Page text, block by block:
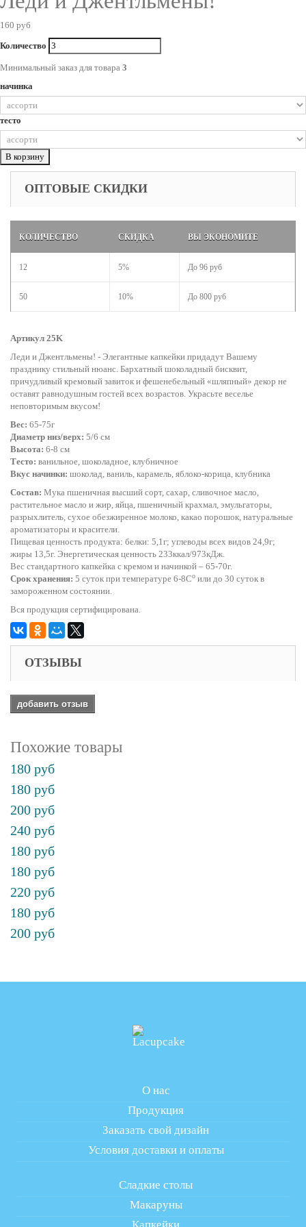
160 руб
Количество
Минимальный заказ для товара 3
начинка
тесто
В корзину
ОПТОВЫЕ СКИДКИ
КОЛИЧЕСТВО СКИДКА ВЫ ЭКОНОМИТЕ
12 5% До 96 руб
50 10% До 800 руб
Артикул 25K
Леди и Джентльмены! - Элегантные капкейки придадут Вашему
празднику стильный нюанс. Бархатный шоколадный бисквит,
причудливый кремовый завиток и фешенебельный «шляпный» декор не
оставят равнодушным гостей всех возрастов. Украсьте веселье
неповторимым вкусом!
Вес: 65-75г
Диаметр низ/верх: 5/6 см
Высота: 6-8 см
Тесто: ванильное, шоколадное, клубничное
Вкус начинки: шоколад, ваниль, карамель, яблоко-корица, клубника
Состав: Мука пшеничная высший сорт, сахар, сливочное масло,
растительное масло и жир, яйца, пшеничный крахмал, эмульгаторы,
разрыхлитель, сухое обезжиренное молоко, какао порошок, натуральные
ароматизаторы и красители.
Пищевая ценность продукта: белки: 5,1г; углеводы всех видов 24,9г;
жиры 13,5г. Энергетическая ценность 233ккал/973кДж.
Вес стандартного капкейка с кремом и начинкой – 65-70г.
Срок хранения: 5 суток при температуре 6-8Сo или до 30 суток в
замороженном состоянии.
Вся продукция сертифицирована.
ОТЗЫВЫ
добавить отзыв
Похожие товары
180 руб
180 руб
200 руб
240 руб
180 руб
180 руб
220 руб
180 руб
200 руб
О нас
Продукция
Заказать свой дизайн
Условия доставки и оплаты
Сладкие столы
Макаруны